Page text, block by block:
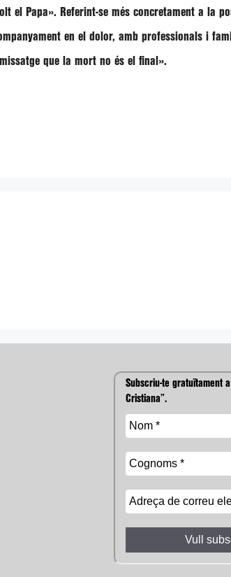
el Papa». Referint-se més concretament a la
en el dolor, amb professionals i
que la mort no és el final».
Subscriu-te gratuïtament
Cristiana”.